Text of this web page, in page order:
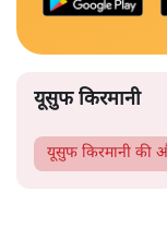
यूसुफ किरमानी
यूसुफ किरमानी की